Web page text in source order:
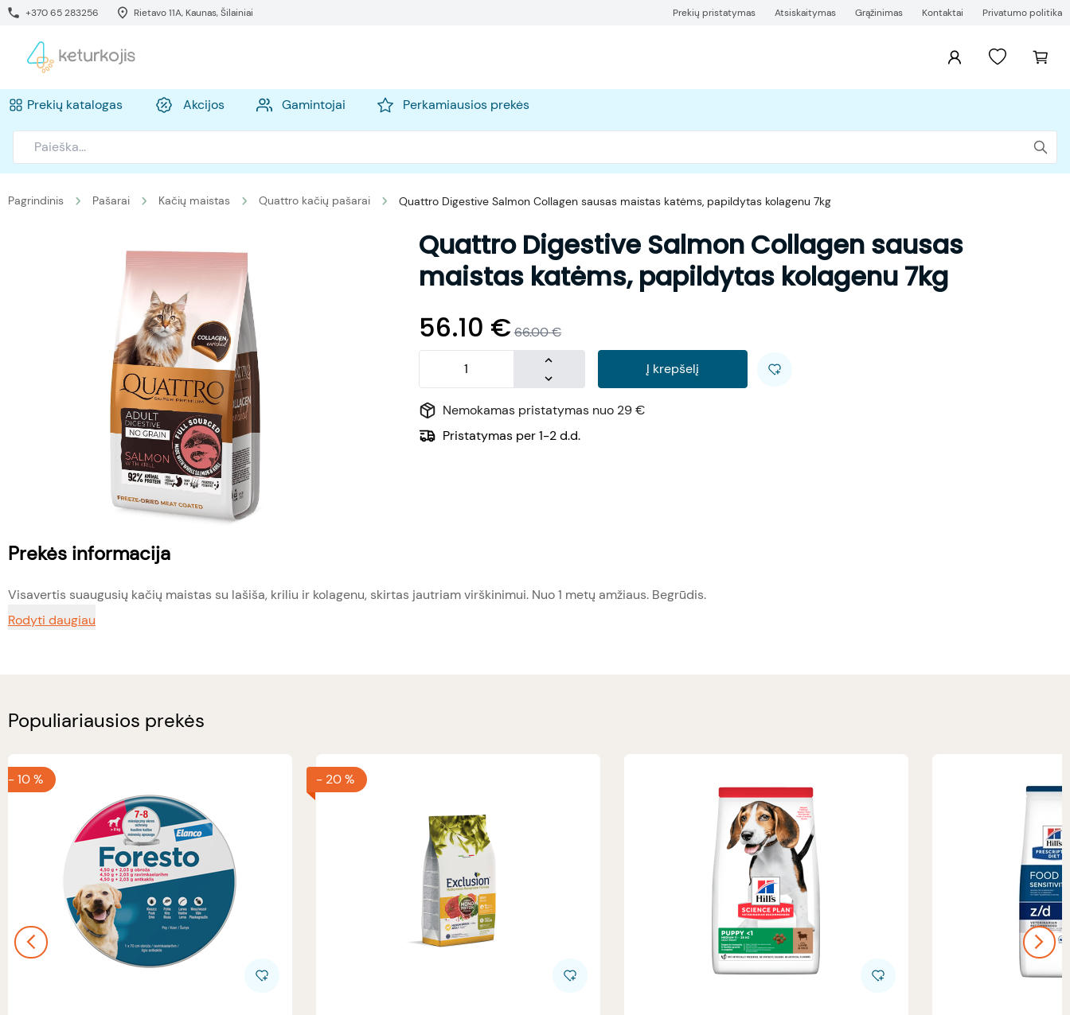
+370 65 283256 Rietavo 11A, Kaunas, Šilainiai Prekių pristatymas Atsiskaitymas Grąžinimas Kontaktai Privatumo politika
Prekių katalogas Akcijos Gamintojai Perkamiausios prekės
Pagrindinis Pašarai Kačių maistas Quattro kačių pašarai Quattro Digestive Salmon Collagen sausas maistas katėms, papildytas kolagenu 7kg
Quattro Digestive Salmon Collagen sausas
maistas katėms, papildytas kolagenu 7kg
56.10 € 66.00€
Į krepšelį
Nemokamas pristatymas nuo 29 €
Pristatymas per 1-2 d.d.
Prekės informacija
Visavertis suaugusių kačių maistas su lašiša, kriliu ir kolagenu, skirtas jautriam virškinimui. Nuo 1 metų amžiaus. Begrūdis.
Rodyti daugiau
Populiariausios prekės
-10 % - 20 %